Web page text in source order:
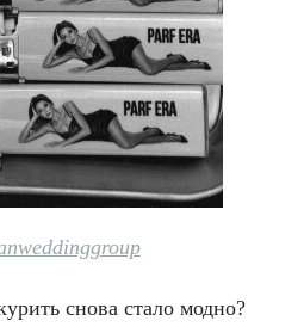
снова стало модно?